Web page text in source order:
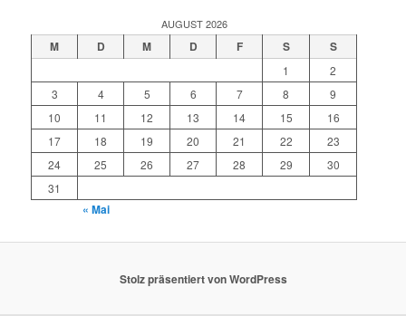
AUGUST 2026
M D M D F S S
1
2
3
4 5 6 7 8
9
10
11 12 13 14 15
16
17
18 19 20 21 22
23
24
25 26 27 28 29
30
31
« Mai
Stolz präsentiert von WordPress